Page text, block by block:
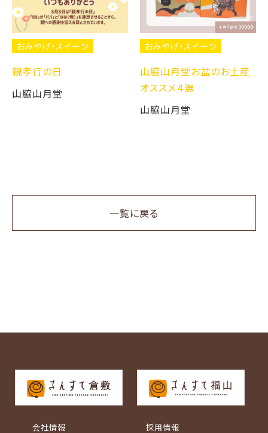
おみやげ・スイーツ
親孝行の日
山脇山月堂
おみやげ・スイーツ
山脇山月堂お盆のお土産
オススメ４選
山脇山月堂
一覧に戻る
会社情報 採用情報